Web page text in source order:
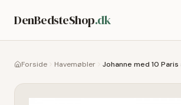
DenBedsteShop.dk
Forside Havemøbler Johanne med 10